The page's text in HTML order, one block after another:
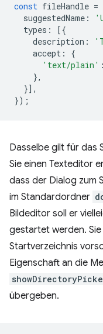
const fileHandle =
suggestedName :
types :
[{
description :
accept :
{
'text/plain' :
},
}],
});
Dasselbe gilt für das
Sie einen Texteditor
dass der Dialog zum
im Standardordner
Bildeditor soll er
gestartet werden.
Startverzeichnis
Eigenschaft an die
übergeben.